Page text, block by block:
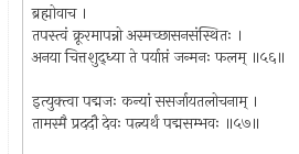
ब्रह्मोवाच ।
तपस्त्वं क्रूरमापन्नो अस्मच्छासनसंस्थितः ।
अनया चित्तशुद्ध्या ते पर्याप्तं जन्मनः फलम् ॥५६॥
इत्युक्त्वा पद्मजः कन्यां ससर्जायतलोचनाम् ।
तामस्मै प्रददौ देवः पत्न्यर्थं पद्मसम्भवः ॥५७॥